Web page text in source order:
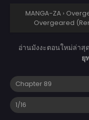
MANGA-ZA ›
Overgeared
อ่านมังงะตอนใหม่ล่าสุด
ยุ